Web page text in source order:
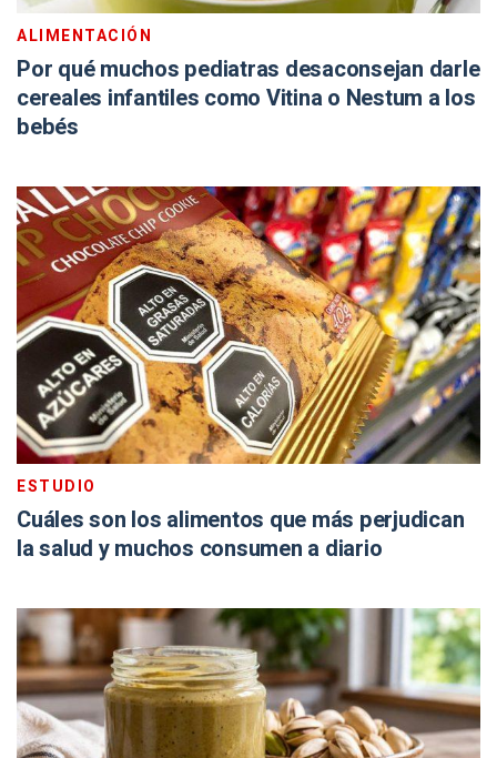
ALIMENTACIÓN
Por qué muchos pediatras desaconsejan darle
cereales infantiles como Vitina o Nestum a los
bebés
ESTUDIO
Cuáles son los alimentos que más perjudican
la salud y muchos consumen a diario